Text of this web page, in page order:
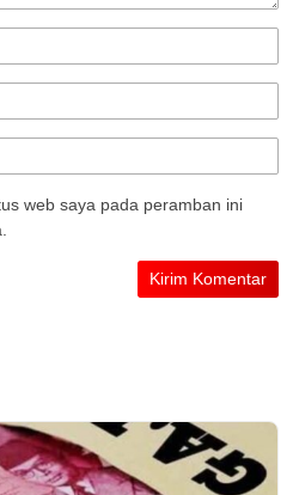
web saya pada peramban ini